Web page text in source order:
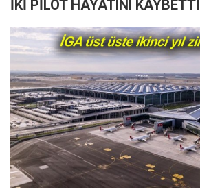
İKİ PİLOT HAYATINI KAYBETTİ